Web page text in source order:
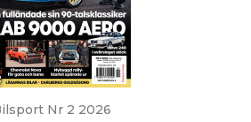
Nr 2 2026